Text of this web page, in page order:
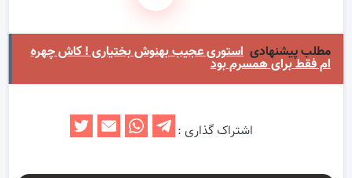
مطلب پیشنهادی استوری عجیب بهنوش بختیاری ! کاش چهره
ام فقط برای همسرم بود
اشتراک گذاری :